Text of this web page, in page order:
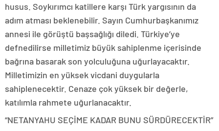
husus. Soykırımcı katillere karşı Türk yargısının da
adım atması beklenebilir. Sayın Cumhurbaşkanımız
annesi ile görüştü başsağlığı diledi. Türkiye’ye
defnedilirse milletimiz büyük sahiplenme içerisinde
bağrına basarak son yolculuğuna uğurlayacaktır.
Milletimizin en yüksek vicdani duygularla
sahiplenecektir. Cenaze çok yüksek bir değerle,
katılımla rahmete uğurlanacaktır.
“NETANYAHU SEÇİME KADAR BUNU SÜRDÜRECEKTİR”